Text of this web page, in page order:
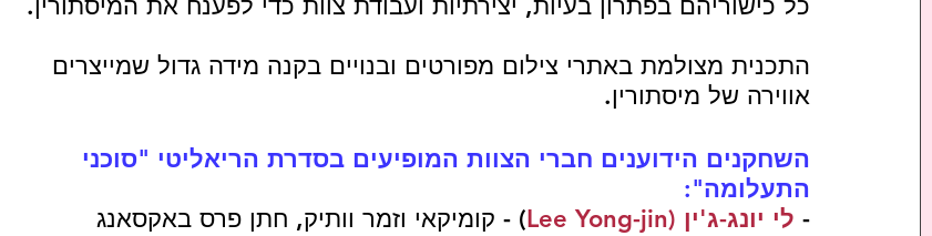
כל כישוריהם בפתרון בעיות, יצירתיות ועבודת צוות כדי לפענח את המיסתורין.
התכנית מצולמת באתרי צילום מפורטים ובנויים בקנה מידה גדול שמייצרים
אווירה של מיסתורין.
השחקנים הידוענים חברי הצוות המופיעים בסדרת הריאליטי "סוכני
התעלומה":
- לי יונג-ג'ין (Lee Yong-jin
) - קומיקאי וזמר וותיק, חתן פרס באקסאנג